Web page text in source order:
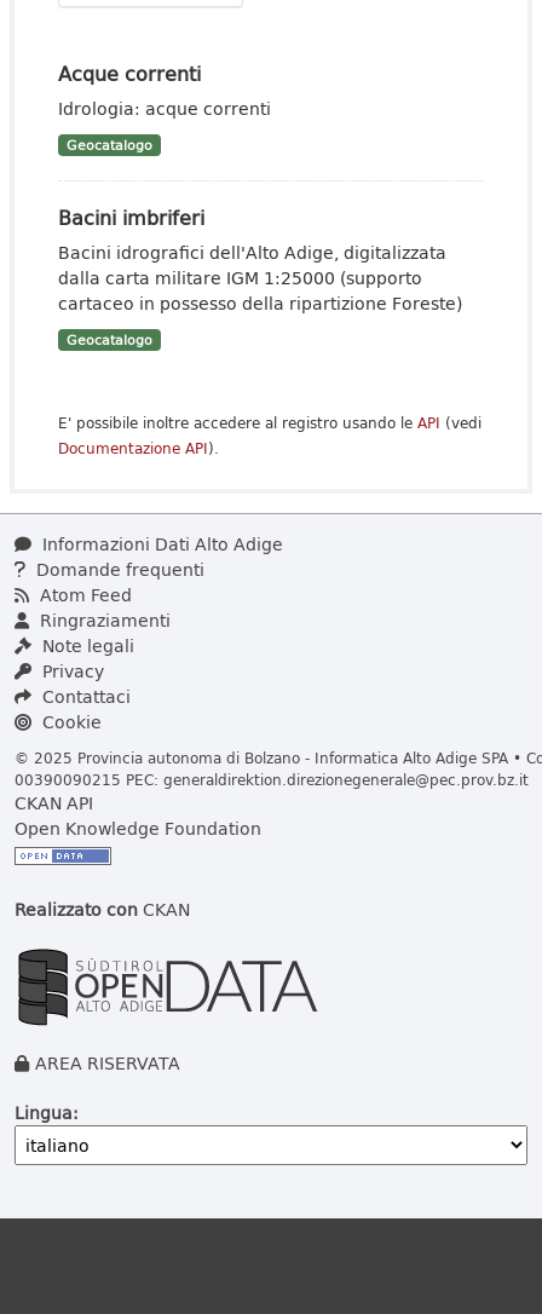
Acque correnti
Idrologia: acque correnti
Geocatalogo
Bacini imbriferi
Bacini idrografici dell'Alto Adige, digitalizzata
dalla carta militare IGM 1:25000 (supporto
cartaceo in possesso della ripartizione Foreste)
Geocatalogo
E' possibile inoltre accedere al registro usando le API (vedi
Documentazione API).
Informazioni Dati Alto Adige
Domande frequenti
Atom Feed
Ringraziamenti
Note legali
Privacy
Contattaci
Cookie
© 2025 Provincia autonoma di Bolzano - Informatica Alto Adige SPA •
00390090215 PEC: generaldirektion.direzionegenerale@pec.prov.bz.it
CKAN API
Open Knowledge Foundation
Realizzato conCKAN
AREA RISERVATA
Lingua